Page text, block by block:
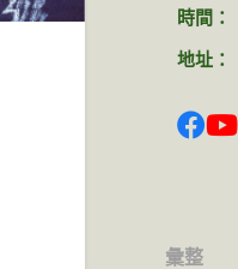
時間：
地址：
彙整